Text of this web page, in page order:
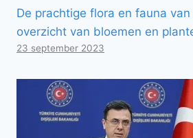
De prachtige flora en fauna van
overzicht van bloemen en
23 september 2023